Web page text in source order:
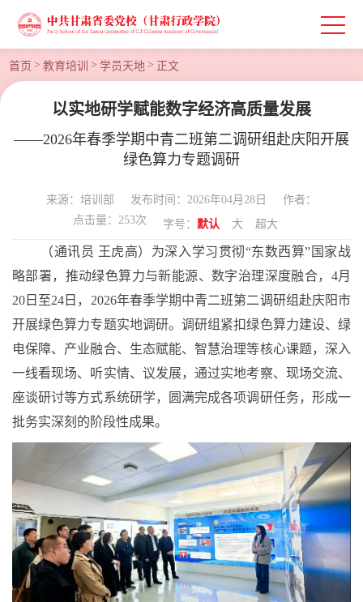
首页 > 教育培训 > 学员天地 > 正文
以实地研学赋能数字经济高质量发展
——2026年春季学期中青二班第二调研组赴庆阳开展
绿色算力专题调研
来源：培训部 发布时间：2026年04月28日
作者：
点击量： 253次 字号： 默认 大 超大
（通讯员 王虎高）为深入学习贯彻“东数西算”国家战
略部署，推动绿色算力与新能源、数字治理深度融合，4月
20日至24日，2026年春季学期中青二班第二调研组赴庆阳市
开展绿色算力专题实地调研。调研组紧扣绿色算力建设、绿
电保障、产业融合、生态赋能、智慧治理等核心课题，深入
一线看现场、听实情、议发展，通过实地考察、现场交流、
座谈研讨等方式系统研学，圆满完成各项调研任务，形成一
批务实深刻的阶段性成果。